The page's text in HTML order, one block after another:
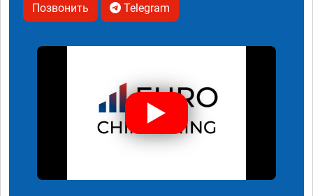
Позвонить Telegram